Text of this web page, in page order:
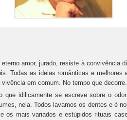
amor, jurado, resiste à convivência
Todas as ideias românticas e melhores
em comum. No tempo que decorre.
que idilicamente se escreve sobre o
nela. Todos lavamos os dentes e é
os mais variados e estúpidos rituais